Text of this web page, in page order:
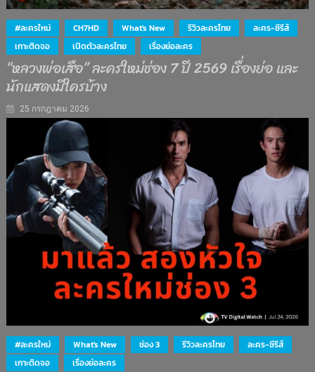
#ละครใหม่ CH7HD What's New รีวิวละครไทย
ละคร-ซีรีส์
เกาะติดจอ
เปิดตัวละครไทย เรื่องย่อละคร
“หลวงพ่อเสือ” ละครใหม่ช่อง 7 ปี 2569 เรื่องย่อ และ
นักแสดงมีใครบ้าง
25 กรกฎาคม 2026
#ละครใหม่ What's New ช่อง 3 รีวิวละครไทย
ละคร-ซีรีส์
เกาะติดจอ
เรื่องย่อละคร